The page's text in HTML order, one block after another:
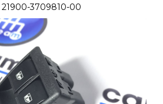
21900-3709810-00